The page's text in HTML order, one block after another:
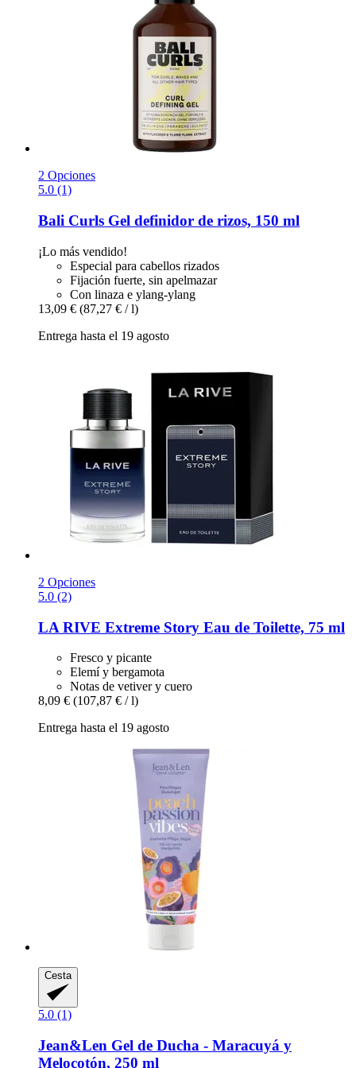
2 Opciones
5.0 (1)
Bali Curls Gel definidor de rizos, 150 ml
¡Lo más vendido!
Especial para cabellos rizados
Fijación fuerte, sin apelmazar
Con linaza e ylang-ylang
13,09 € (87,27 € / l)
Entrega hasta el 19 agosto
2 Opciones
5.0 (2)
LA RIVE Extreme Story Eau de Toilette, 75 ml
Fresco y picante
Elemí y bergamota
Notas de vetiver y cuero
8,09 € (107,87 € / l)
Entrega hasta el 19 agosto
Cesta
5.0 (1)
Jean&Len Gel de Ducha -​ Maracuyá y
Melocotón, 250 ml